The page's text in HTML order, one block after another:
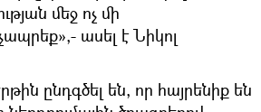
մեջ ոչ մի
ասել է Նիկոլ
ընդգծել են, որ հայրենիք են